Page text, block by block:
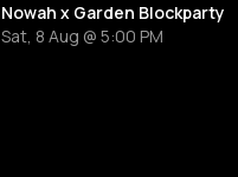
Nowah x Garden Blockparty
Sat, 8 Aug @ 5:00 PM